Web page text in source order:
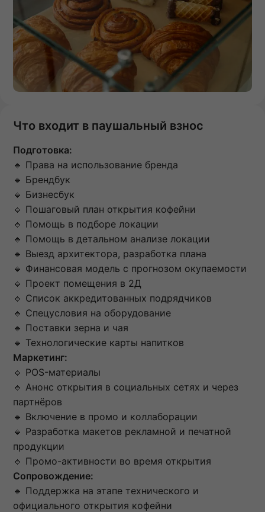
Что входит в паушальный взнос
Подготовка:
🔹 Права на использование бренда
🔹 Брендбук
🔹 Бизнесбук
🔹 Пошаговый план открытия кофейни
🔹 Помощь в подборе локации
🔹 Помощь в детальном анализе локации
🔹 Выезд архитектора, разработка плана
🔹 Финансовая модель с прогнозом окупаемости
🔹 Проект помещения в 2Д
🔹 Список аккредитованных подрядчиков
🔹 Спецусловия на оборудование
🔹 Поставки зерна и чая
🔹 Технологические карты напитков
Маркетинг:
🔹 POS-материалы
🔹 Анонс открытия в социальных сетях и через
партнёров
🔹 Включение в промо и коллаборации
🔹 Разработка макетов рекламной и печатной
продукции
🔹 Промо-активности во время открытия
Сопровождение:
🔹 Поддержка на этапе технического и
официального открытия кофейни​​​​​​​